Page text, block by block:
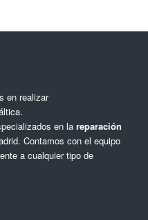
en realizar
en la reparación
Contamos con el equipo
a cualquier tipo de